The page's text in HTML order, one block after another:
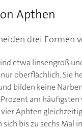
Apthen
drei Formen
etwa linsengroß
oberflächlich. Sie
bilden keine
am häufigsten
Aphten
bis zu sechs Mal